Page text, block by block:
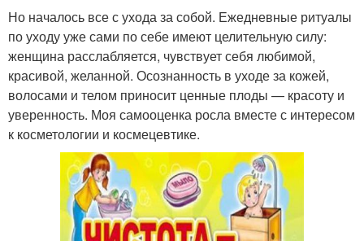
Но началось все с ухода за собой. Ежедневные ритуалы
по уходу уже сами по себе имеют целительную силу:
женщина расслабляется, чувствует себя любимой,
красивой, желанной. Осознанность в уходе за кожей,
волосами и телом приносит ценные плоды — красоту и
уверенность. Моя самооценка росла вместе с интересом
к косметологии и космецевтике.